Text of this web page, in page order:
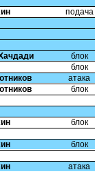
подача
блок
блок
атака
блок
блок
блок
атака